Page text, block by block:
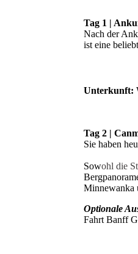
Tag 1 |
Nach der
ist eine
Unterkunft:
Tag 2 |
Sie haben
Sowohl die
Minnewanka
Optionale
Fahrt Banff